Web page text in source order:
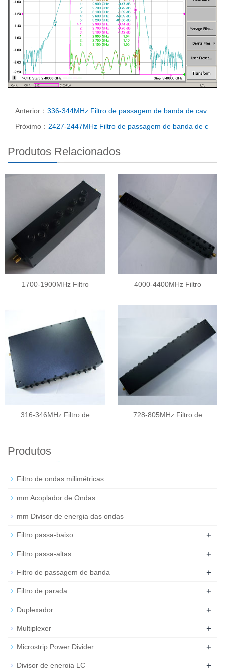
Anterior： 336-344MHz Filtro de passagem de banda de cav
Próximo： 2427-2447MHz Filtro de passagem de banda de c
Produtos Relacionados
1700-1900MHz Filtro 4000-4400MHz Filtro
316-346MHz Filtro de 728-805MHz Filtro de
Produtos
Filtro de ondas milimétricas
mm Acoplador de Ondas
mm Divisor de energia das ondas
Filtro passa-baixo +
Filtro passa-altas +
Filtro de passagem de banda +
Filtro de parada +
Duplexador +
Multiplexer +
Microstrip Power Divider +
Divisor de energia LC +